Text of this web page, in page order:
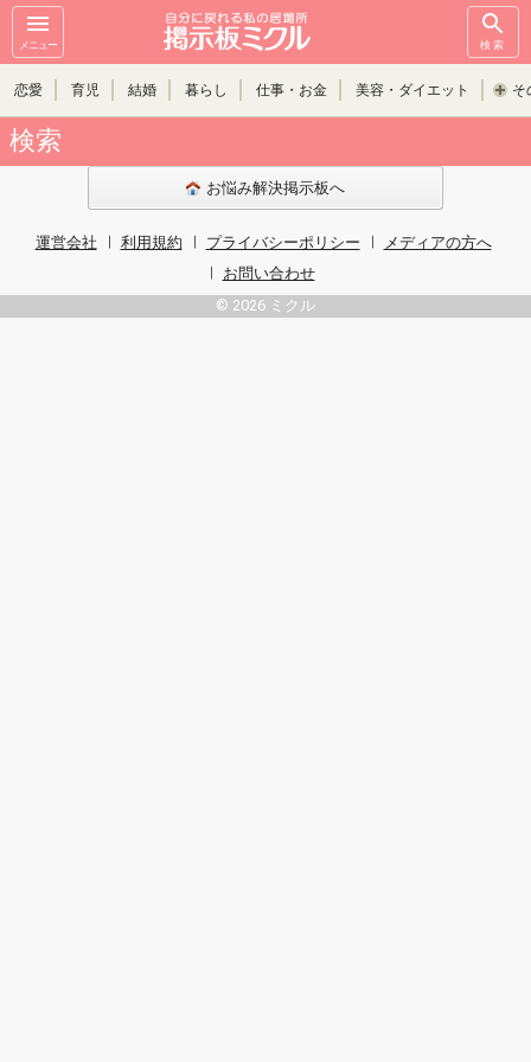
メニュー 検索
恋愛 育児 結婚 暮らし 仕事・お金 美容・ダイエット そ
検索
お悩み解決掲示板へ
運営会社 利用規約 プライバシーポリシー
メディアの方へ
お問い合わせ
© 2026 ミクル